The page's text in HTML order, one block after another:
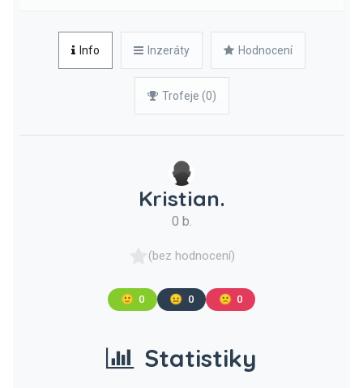
Info Inzeráty Hodnocení
Trofeje (0)
Kristian.
0 b.
(bez hodnocení)
🙂 0 😐 0 🙁 0
Statistiky